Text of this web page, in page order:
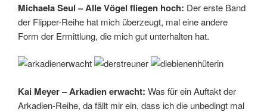
Michaela Seul – Alle Vögel fliegen hoch: Der erste Band
der Flipper-Reihe hat mich überzeugt, mal eine andere
Form der Ermittlung, die mich gut unterhalten hat.
Kai Meyer – Arkadien erwacht: Was für ein Auftakt der
Arkadien-Reihe, da fällt mir ein, dass ich die unbedingt mal